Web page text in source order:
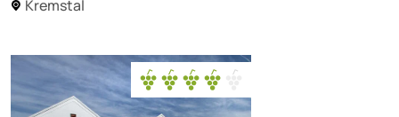
Kremstal